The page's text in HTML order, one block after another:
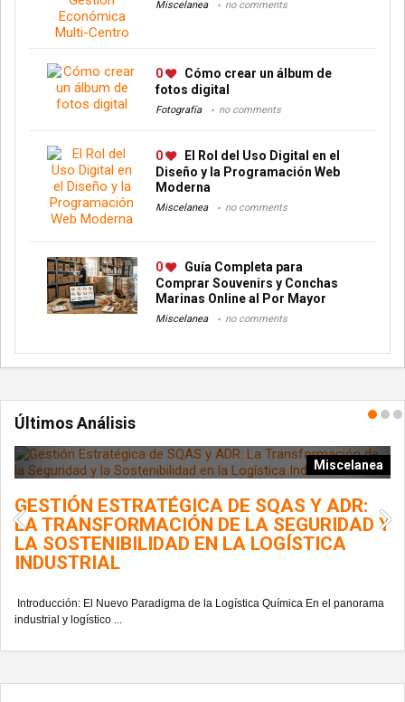
Miscelanea no comments
0
Cómo crear un álbum de
fotos digital
Fotografía no comments
0
El Rol del Uso Digital en el
Diseño y la Programación Web
Moderna
Miscelanea no comments
0
Guía Completa para
Comprar Souvenirs y Conchas
Marinas Online al Por Mayor
Miscelanea no comments
Últimos Análisis
Miscelanea
GESTIÓN ESTRATÉGICA DE SQAS Y ADR:
LA TRANSFORMACIÓN DE LA SEGURIDAD Y
LA SOSTENIBILIDAD EN LA LOGÍSTICA
INDUSTRIAL
Introducción: El Nuevo Paradigma de la Logística Química En el panorama
industrial y logístico ...